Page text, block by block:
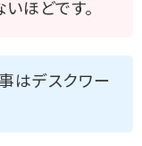
ほどです。
はデスクワー